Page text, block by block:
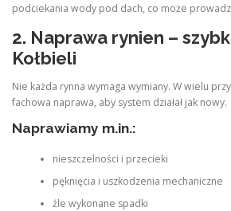
podciekania wody pod dach, co może
2. Naprawa rynien –
Kołbieli
Nie każda rynna wymaga wymiany. W wielu
fachowa naprawa, aby system działał jak nowy.
Naprawiamy m.in.:
nieszczelności i przecieki
pęknięcia i uszkodzenia mechaniczne
źle wykonane spadki